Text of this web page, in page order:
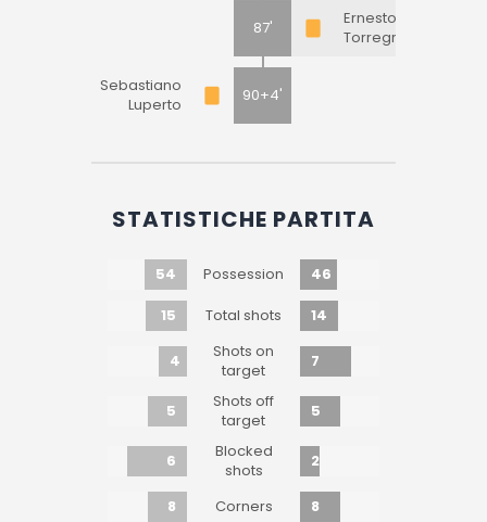
87'
Ernesto
Torregrossa
Sebastiano
Luperto
90+4'
STATISTICHE PARTITA
54 Possession
46
15
Total shots 14
4
Shots on
target
7
5
Shots off
target
5
6
Blocked
shots
2
8 Corners
8